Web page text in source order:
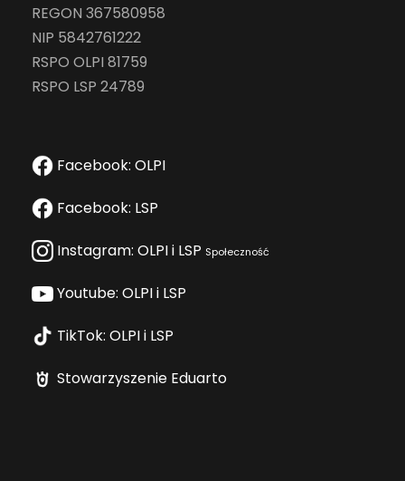
REGON 367580958
NIP 5842761222
RSPO OLPI 81759
RSPO LSP 24789
Facebook: OLPI
Facebook: LSP
Instagram: OLPI i LSP Społeczność
Youtube: OLPI i LSP
TikTok: OLPI i LSP
Stowarzyszenie Eduarto